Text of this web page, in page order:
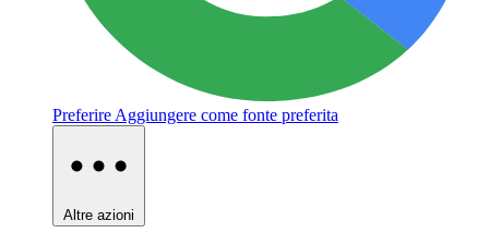
Preferire Aggiungere come fonte preferita
Altre azioni